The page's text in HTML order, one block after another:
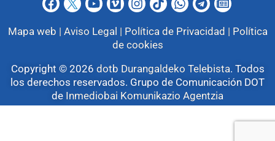
Mapa web | Aviso Legal | Política de Privacidad | Política
de cookies
Copyright © 2026 dotb Durangaldeko Telebista. Todos
los derechos reservados. Grupo de Comunicación DOT
de Inmediobai Komunikazio Agentzia